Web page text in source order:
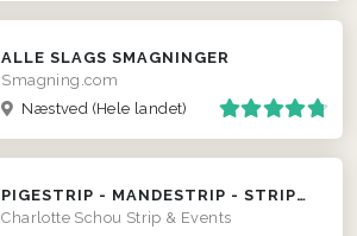
ALLE SLAGS SMAGNINGER
Smagning.com
Næstved (Hele landet)
PIGESTRIP - MANDESTRIP - STRIPUNDERVISNING - DOBBELTSHOWS
Charlotte Schou Strip & Events